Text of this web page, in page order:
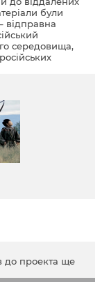
були
відправна
середовища,
до проекта ще